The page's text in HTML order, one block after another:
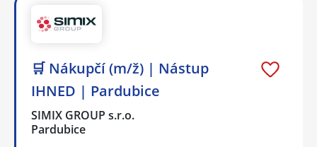
🛒 Nákupčí (m/ž) | Nástup
IHNED | Pardubice
SIMIX GROUP s.r.o.
Pardubice